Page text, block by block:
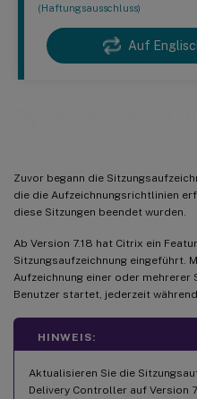
(Haftungsausschluss)
Auf
Zuvor begann die
die die Aufzeichnungsrichtlinien
diese Sitzungen beendet wurden.
Ab Version 7.18 hat Citrix ein
Sitzungsaufzeichnung eingeführt.
Aufzeichnung einer oder mehrerer
Benutzer startet, jederzeit
HINWEIS:
Aktualisieren Sie die
Delivery Controller auf Version